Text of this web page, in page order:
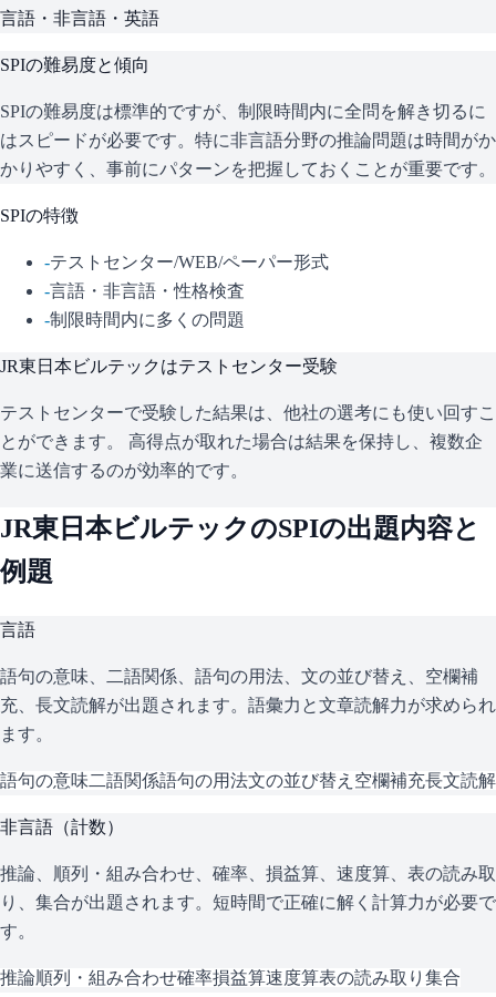
言語・非言語・英語
SPIの難易度と傾向
SPIの難易度は標準的ですが、制限時間内に全問を解き切るに
はスピードが必要です。特に非言語分野の推論問題は時間がか
かりやすく、事前にパターンを把握しておくことが重要です。
SPIの特徴
-テストセンター/WEB/ペーパー形式
-言語・非言語・性格検査
-制限時間内に多くの問題
JR東日本ビルテックはテストセンター受験
テストセンターで受験した結果は、他社の選考にも使い回すこ
とができます。 高得点が取れた場合は結果を保持し、複数企
業に送信するのが効率的です。
JR東日本ビルテックのSPIの出題内容と
例題
言語
語句の意味、二語関係、語句の用法、文の並び替え、空欄補
充、長文読解が出題されます。語彙力と文章読解力が求められ
ます。
語句の意味二語関係語句の用法文の並び替え 空欄補充長文読解
非言語（計数）
推論、順列・組み合わせ、確率、損益算、速度算、表の読み取
り、集合が出題されます。短時間で正確に解く計算力が必要で
す。
推論順列・組み合わせ確率損益算速度算表の読み取り 集合